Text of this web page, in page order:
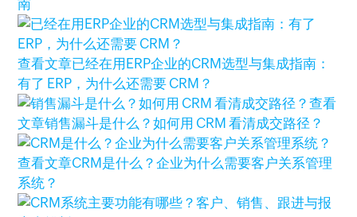
南
查看文章已经在用ERP企业的CRM选型与集成指南：
有了 ERP，为什么还需要 CRM？
查看
文章销售漏斗是什么？如何用 CRM 看清成交路径？
查看文章CRM是什么？企业为什么需要客户关系管理
系统？